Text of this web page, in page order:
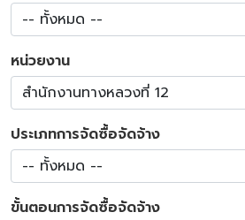
-- ทั้งหมด --
หน่วยงาน
สำนักงานทางหลวงที่ 12
ประเภทการจัดซื้อจัดจ้าง
-- ทั้งหมด --
ขั้นตอนการจัดซื้อจัดจ้าง